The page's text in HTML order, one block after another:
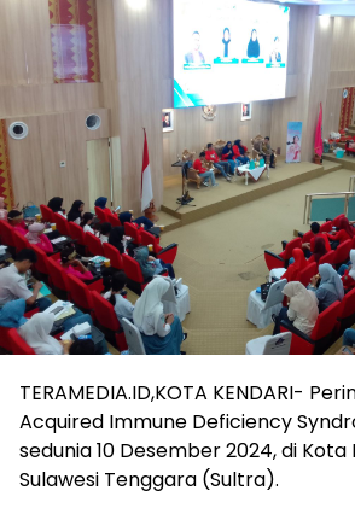
TERAMEDIA.ID,KOTA KENDARI-
Acquired Immune Deficiency
sedunia 10 Desember 2024, di Kota
Sulawesi Tenggara (Sultra).